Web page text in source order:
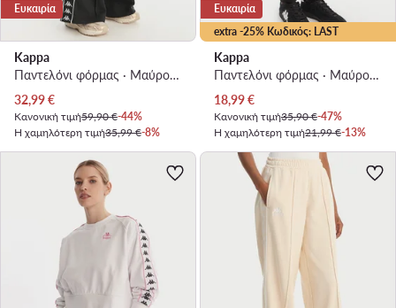
Ευκαιρία
Kappa
Παντελόνι φόρμας · Μαύρο · Regular Fit
Τρέχουσα τιμή
32,99€
Κανονική τιμή59,90 €-44%
Η χαμηλότερη τιμή35,99 €-8%
extra -25% Κωδικός: LAST
Ευκαιρία
Kappa
Παντελόνι φόρμας · Μαύρο · Slim Fit
Τρέχουσα τιμή
18,99€
Κανονική τιμή35,90 €-47%
Η χαμηλότερη τιμή21,99 €-13%